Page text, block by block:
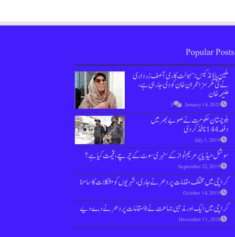
Popular Posts
ملین پاؤنڈ کیس : سہولت کاری آصف زرداری
نے کی مگر سزا عمران خان کو دی جارہی ہے،
علیمہ خان
January 14, 2025
1
بلوچستان حکومت نے صوبے بھر میں
دفعہ 144 نافذ کردی
July 1, 2019
سوشل میڈیا پر مریم نواز کے سنہری سوٹ کے چرچے، قیمت کیا ہے؟
September 22, 2019
کراچی میں مختلف مقامات پر دھرنے جاری، شہریوں کو مشکلات کا سامنا
October 14, 2019
کراچی میں ایک اور مذہبی جماعت نے 9 مقامات پر دھرنے دے دیے
December 31, 2024